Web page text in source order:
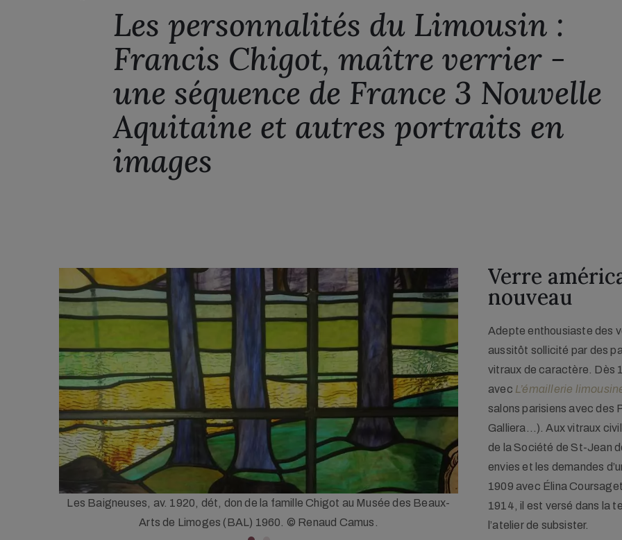
Les personnalités du Limousin :
Francis Chigot, maître verrier -
une séquence de France 3 Nouvelle
Aquitaine et autres portraits en
images
Les Flamants, 1912, dét., don de la famille Chigot au Musée des Beaux-Arts de
Limoges (BAL) 1960. © Renaud Camus.
Les Baigneuses, av. 1920,
Arts de
Verre
nouveau
Adepte enthousiaste des
aussitôt sollicité par des
vitraux de caractère. Dès
avec L’émaillerie
salons parisiens avec des
Galliera…). Aux vitraux
de la Société de St-Jean
envies et les demandes
1909 avec Élina
1914, il est versé dans la
l’atelier de subsister.